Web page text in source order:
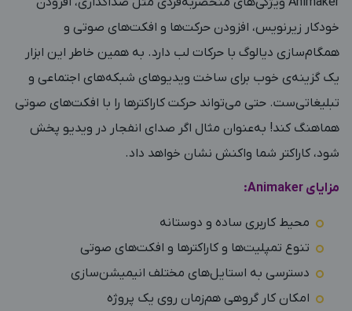
خودکار زیرنویس، افزودن حرکت‌ها و افکت‌های صوتی و
همگام‌سازی دیالوگ با حرکات لب دارد. به همین خاطر این ابزار
یک گزینه‌ی خوب برای ساخت ویدیوهای شبکه‌های اجتماعی و
تبلیغاتی‌ست. حتی می‌تواند حرکت کاراکترها را با افکت‌های صوتی
هماهنگ کند! به‌عنوان مثال اگر صدای انفجار در ویدیو پخش
شود، کاراکتر شما واکنش نشان خواهد داد.
مزایای Animaker:
محیط کاربری ساده و دوستانه
تنوع تمپلیت‌ها و کاراکترها و افکت‌های صوتی
دسترسی به استایل‌های مختلف انیمیشن‌سازی
امکان کار گروهی هم‌زمان روی یک پروژه